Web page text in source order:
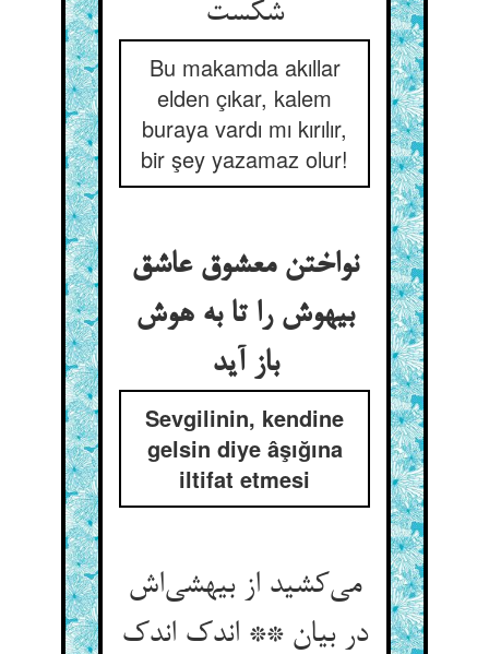
شکست
Bu makamda akıllar
elden çıkar, kalem
buraya vardı mı kırılır,
bir şey yazamaz olur!
نواختن معشوق عاشق
بیهوش را تا به هوش
باز آید
Sevgilinin, kendine
gelsin diye âşığına
iltifat etmesi
می‌کشید از بیهشی‌اش
در بیان ** اندک اندک